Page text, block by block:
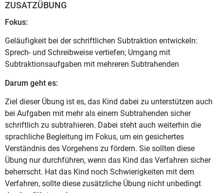
ZUSATZÜBUNG
Fokus:
Geläufigkeit bei der schriftlichen Subtraktion entwickeln:
Sprech- und Schreibweise vertiefen; Umgang mit
Subtraktionsaufgaben mit mehreren Subtrahenden
Darum geht es:
Ziel dieser Übung ist es, das Kind dabei zu unterstützen auch
bei Aufgaben mit mehr als einem Subtrahenden sicher
schriftlich zu subtrahieren. Dabei steht auch weiterhin die
sprachliche Begleitung im Fokus, um ein gesichertes
Verständnis des Vorgehens zu fördern. Sie sollten diese
Übung nur durchführen, wenn das Kind das Verfahren sicher
beherrscht. Hat das Kind noch Schwierigkeiten mit dem
Verfahren, sollte diese zusätzliche Übung nicht unbedingt